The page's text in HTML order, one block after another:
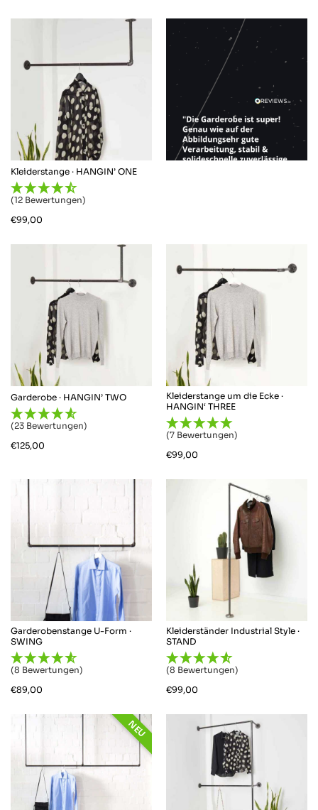
Kleiderstange · HANGIN’ ONE
(12 Bewertungen)
€99,00
Garderobe · HANGIN’ TWO
(23 Bewertungen)
€125,00
Kleiderstange um die Ecke ·
HANGIN‘ THREE
(7 Bewertungen)
€99,00
Garderobenstange U-Form ·
SWING
(8 Bewertungen)
€89,00
Kleiderständer Industrial Style ·
STAND
(8 Bewertungen)
€99,00
NEU